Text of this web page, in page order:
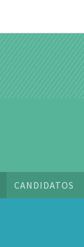
CANDIDATOS